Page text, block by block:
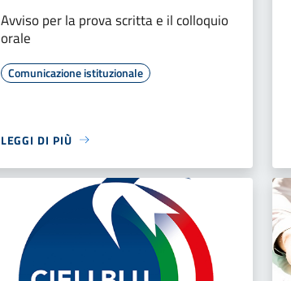
Avviso per la prova scritta e il colloquio
orale
Comunicazione istituzionale
LEGGI DI PIÙ